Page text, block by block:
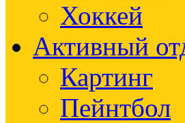
Хоккей
Активный
Картинг
Пейнтбол